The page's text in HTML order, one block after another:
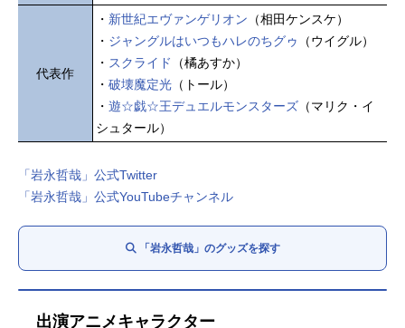
代表作
・ 新世紀エヴァンゲリオン （相田ケンスケ）
・ ジャングルはいつもハレのちグゥ
（ウイグル）
・ スクライド
（橘あすか）
・ 破壊魔定光 （トール）
・ 遊☆戯☆王デュエルモンスターズ （マリク・イ
シュタール）
「岩永哲哉」公式Twitter
「岩永哲哉」公式YouTubeチャンネル
「岩永哲哉」のグッズを探す
出演アニメキャラクター